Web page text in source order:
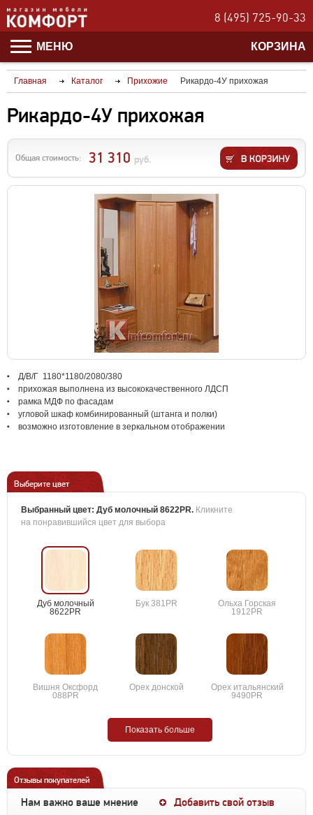
8 (495) 725-90-33
МЕНЮ КОРЗИНА
Главная Каталог Прихожие Рикардо-4У прихожая
Рикардо-4У прихожая
Общая стоимость: 31 310 руб.
Д/В/Г 1180*1180/2080/380
прихожая выполнена из высококачественного ЛДСП
рамка МДФ по фасадам
угловой шкаф комбинированный (штанга и полки)
возможно изготовление в зеркальном отображении
Выберите цвет
Выбранный цвет: Дуб молочный 8622PR. Кликните
на понравившийся цвет для выбора
Дуб молочный
8622PR
Бук 381PR
Ольха Горская
1912PR
Вишня Оксфорд
088PR
Орех донской
Орех итальянский
9490PR
Показать больше
Отзывы покупателей
Нам важно ваше мнение Добавить свой отзыв